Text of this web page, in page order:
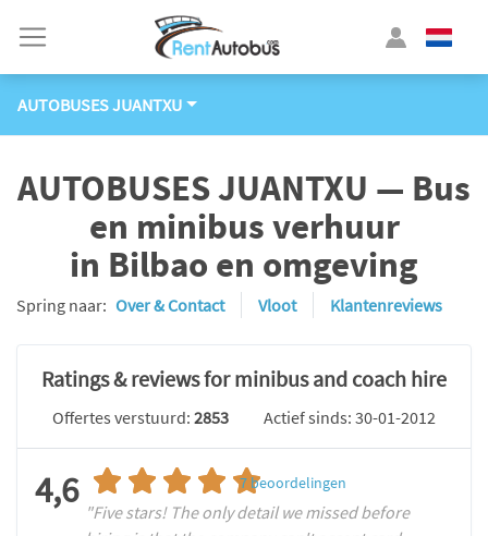
AUTOBUSES JUANTXU
AUTOBUSES JUANTXU — Bus
en minibus verhuur
in Bilbao en omgeving
Spring naar: Over & Contact Vloot Klantenreviews
Ratings & reviews for minibus and coach hire
Offertes verstuurd: 2853 Actief sinds: 30-01-2012
4,6 7 beoordelingen
"Five stars! The only detail we missed before